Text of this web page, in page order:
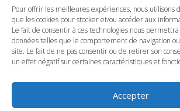
Pour offrir les meilleures expériences, nous utilisons
que les cookies pour stocker et/ou accéder aux
Le fait de consentir à ces technologies nous
données telles que le comportement de navigation
site. Le fait de ne pas consentir ou de retirer son
un effet négatif sur certaines caractéristiques et
Accepter
annuel, nous le ferons vivre et il sera
informer.
Bonne visite à toutes et à